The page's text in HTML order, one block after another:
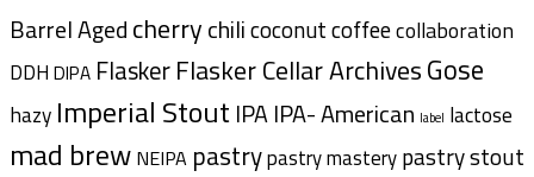
Barrel Agedcherrychilicoconutcoffeecollaboration
DDH DIPA FlaskerFlasker Cellar ArchivesGose
hazy Imperial Stout IPA IPA- American label lactose
mad brew NEIPA pastrypastry masterypastry stout